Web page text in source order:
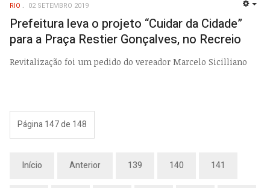
RIO 02 SETEMBRO 2019
Prefeitura leva o projeto “Cuidar da Cidade”
para a Praça Restier Gonçalves, no Recreio
Revitalização foi um pedido do vereador Marcelo Sicilliano
Página 147 de 148
Início Anterior 139 140 141